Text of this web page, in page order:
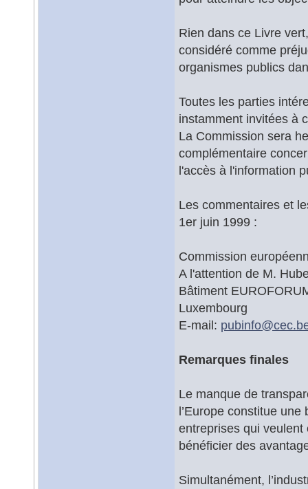
Rien dans ce Livre
considéré comme
organismes publics
Toutes les parties
instamment invitées à
La Commission sera
complémentaire
l'accès à l'information
Les commentaires et
1er juin 1999 :
Commission
A l'attention de M.
Bâtiment
Luxembourg
E-mail: pubinfo@
Remarques finales
Le manque de
l’Europe constitue
entreprises qui
bénéficier des
Simultanément,